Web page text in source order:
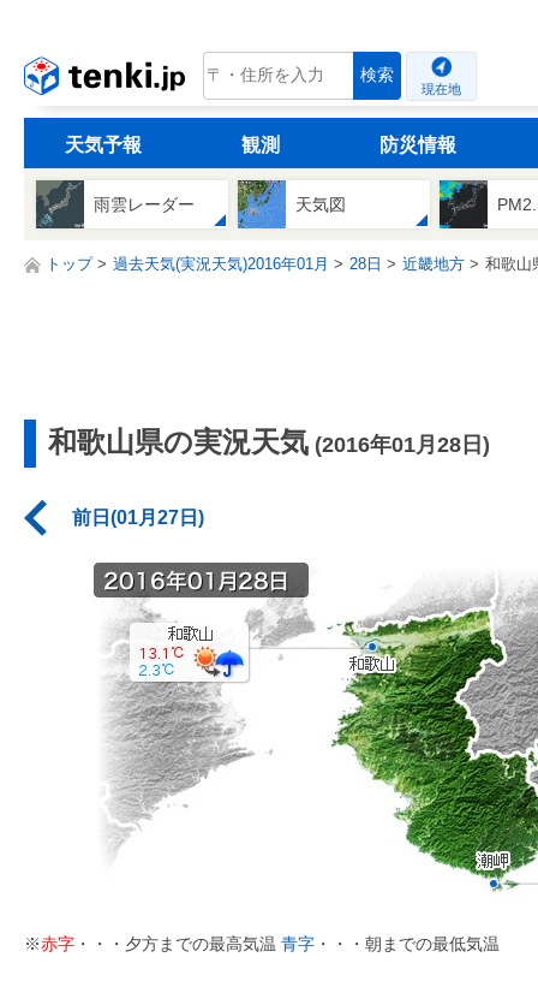
tenki.jp 検索
現在地
天気予報 観測 防災情報
雨雲レーダー 天気図
トップ 過去天気(実況天気)2016年01月 28日 近畿地方 和歌山
和歌山県の実況天気 (2016年01月28日)
前日(01月27日)
※赤字 ・・・夕方までの最高気温 青字 ・・・朝までの最低気温